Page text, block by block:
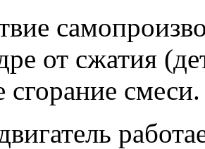
от сжатия
сгорание смеси.